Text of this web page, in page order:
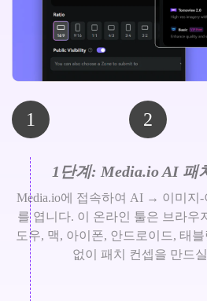
1 2
1단계: Media.io AI 패
Media.io에 접속하여 AI → 이미지-
를 엽니다. 이 온라인 툴은 브라우
도우, 맥, 아이폰, 안드로이드, 태
없이 패치 컨셉을 만드